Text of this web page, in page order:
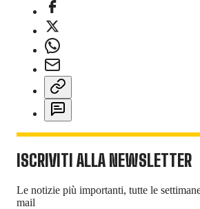
ISCRIVITI ALLA NEWSLETTER
Le notizie più importanti, tutte le
mail